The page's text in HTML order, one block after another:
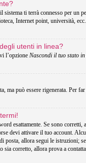
il sistema ti terrà connesso per un
Internet point, università,
utenti in linea?
l’opzione Nascondi il tuo stato
ma può essere rigenerata. Per
esattamente. Se sono
devi attivare il tuo account.
posta, allora segui le istruzioni;
corretto, allora prova a